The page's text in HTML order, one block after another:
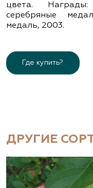
цвета.
серебряные
медаль, 2003.
Где купить?
ДРУГИЕ